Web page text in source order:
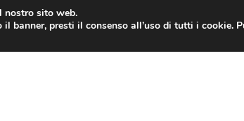
nostro sito web.
banner, presti il consenso all’uso di tutti i cookie.